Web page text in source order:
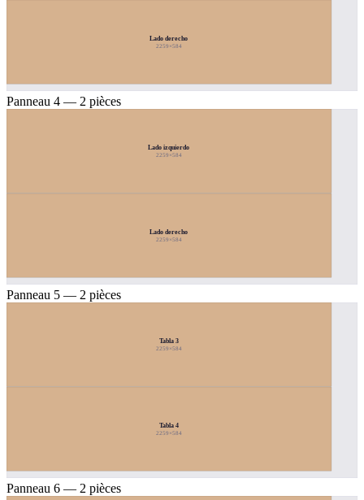
Lado derecho
2259×584
Panneau 4 — 2 pièces
Lado izquierdo
2259×584
Lado derecho
2259×584
Panneau 5 — 2 pièces
Tabla 3
2259×584
Tabla 4
2259×584
Panneau 6 — 2 pièces